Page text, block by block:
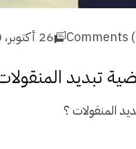
Comments 26 أكتوبر، 2020
تبديد
المنقولات ؟